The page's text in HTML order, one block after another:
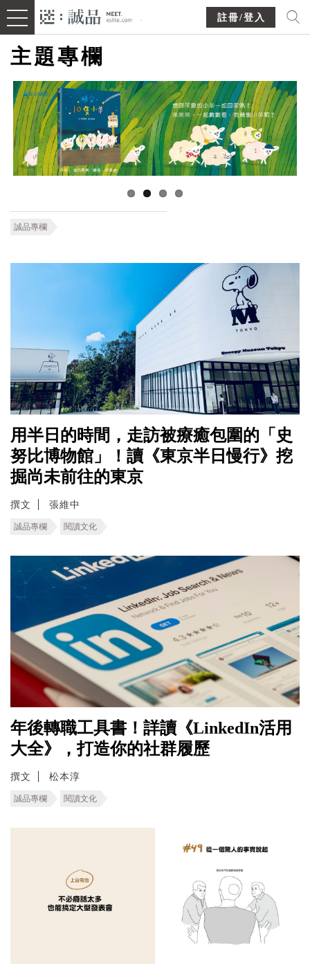
註冊/登入
主題專欄
誠品專欄
用半日的時間，走訪被療癒包圍的「史
努比博物館」！讀《東京半日慢行》挖
掘尚未前往的東京
撰文 張維中
誠品專欄 閱讀文化
年後轉職工具書！詳讀《LinkedIn活用
大全》，打造你的社群履歷
撰文 松本淳
誠品專欄 閱讀文化